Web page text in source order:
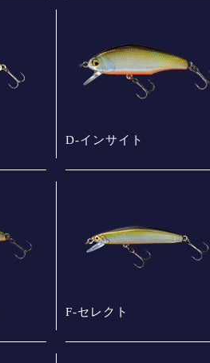
D-インサイト
F-セレクト